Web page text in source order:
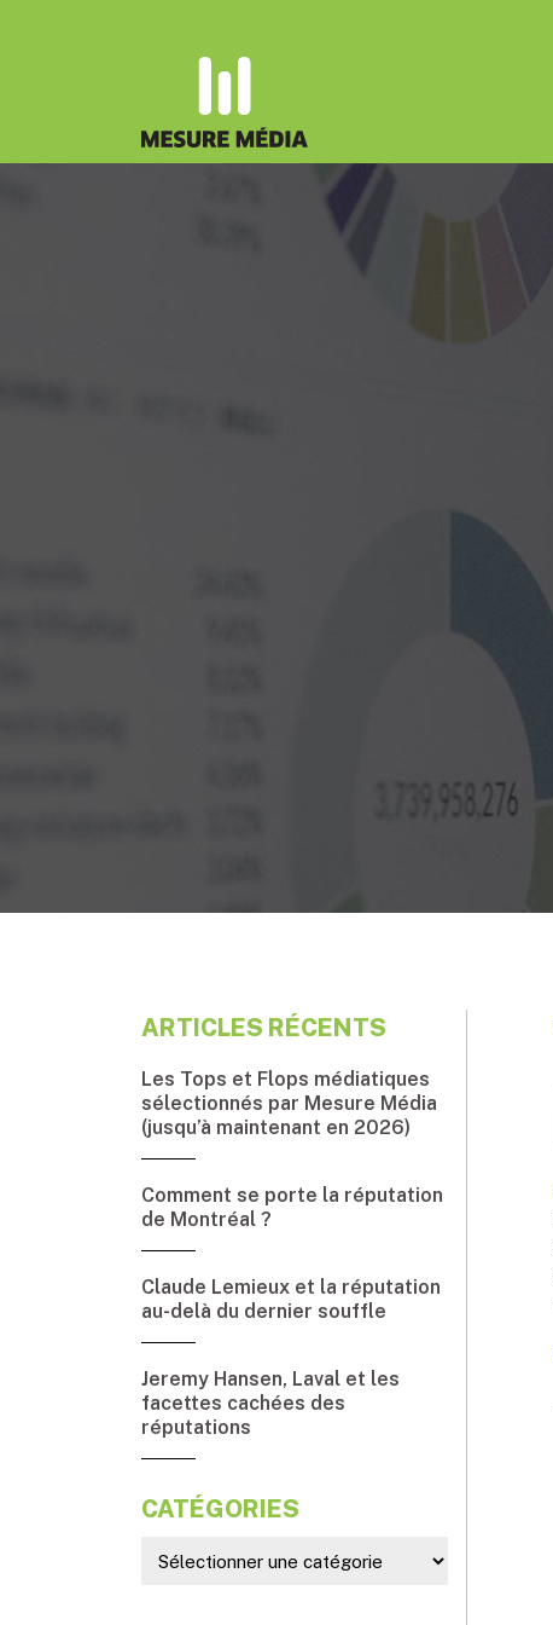
ARTICLES RÉCENTS
Les Tops et Flops médiatiques
sélectionnés par Mesure Média
(jusqu’à maintenant en 2026)
Comment se porte la réputation
de Montréal ?
Claude Lemieux et la réputation
au-delà du dernier souffle
Jeremy Hansen, Laval et les
facettes cachées des
réputations
CATÉGORIES